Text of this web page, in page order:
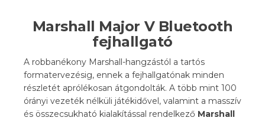
Marshall Major V Bluetooth
fejhallgató
A robbanékony Marshall-hangzástól a tartós
formatervezésig, ennek a fejhallgatónak minden
részletét aprólékosan átgondolták. A több mint 100
órányi vezeték nélküli játékidővel, valamint a masszív
és összecsukható kialakítással rendelkező Marshall